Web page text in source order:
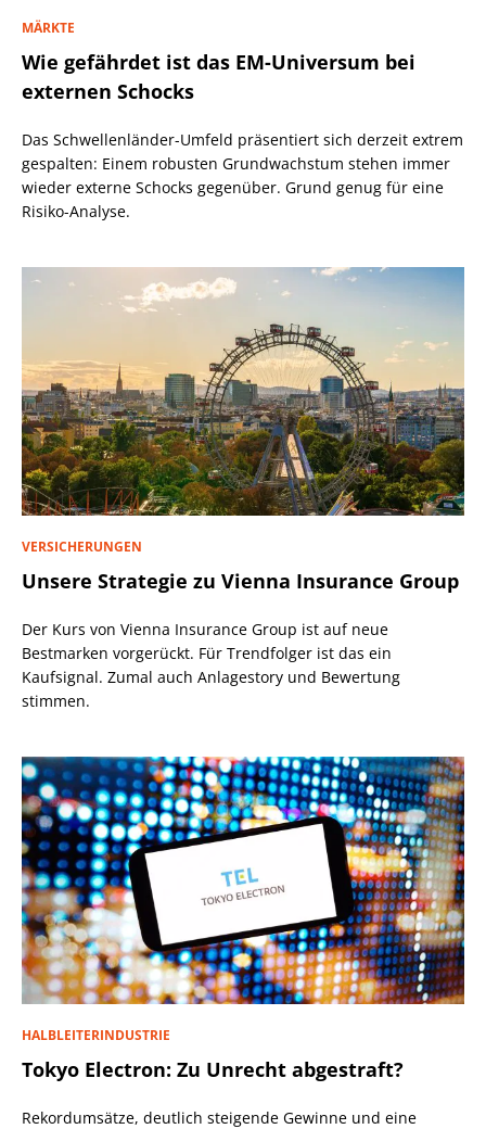
MÄRKTE
Wie gefährdet ist das EM-Universum bei
externen Schocks
Das Schwellenländer-Umfeld präsentiert sich derzeit extrem
gespalten: Einem robusten Grundwachstum stehen immer
wieder externe Schocks gegenüber. Grund genug für eine
Risiko-Analyse.
VERSICHERUNGEN
Unsere Strategie zu Vienna Insurance Group
Der Kurs von Vienna Insurance Group ist auf neue
Bestmarken vorgerückt. Für Trendfolger ist das ein
Kaufsignal. Zumal auch Anlagestory und Bewertung
stimmen.
HALBLEITERINDUSTRIE
Tokyo Electron: Zu Unrecht abgestraft?
Rekordumsätze, deutlich steigende Gewinne und eine